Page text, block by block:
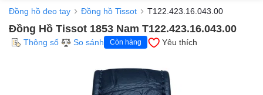
Đồng hồ đeo tay Đồng hồ Tissot T122.423.16.043.00
Đồng Hồ Tissot 1853 Nam T122.423.16.043.00
Thông số So sánh Còn hàng Yêu thích